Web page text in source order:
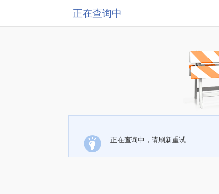
正在查询中
正在查询中，请刷新重试